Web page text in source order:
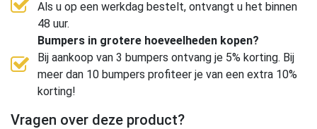
Als u op een werkdag bestelt, ontvangt u het binnen
48 uur.
Bumpers in grotere hoeveelheden kopen?
Bij aankoop van 3 bumpers ontvang je 5% korting. Bij
meer dan 10 bumpers profiteer je van een extra 10%
korting!
Vragen over deze product?